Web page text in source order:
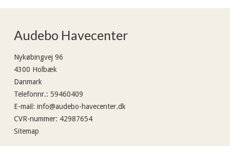
Audebo Havecenter
Nykøbingvej 96
4300 Holbæk
Danmark
Telefonnr.: 59460409
E-mail : info@audebo-havecenter.dk
CVR-nummer: 42987654
Sitemap